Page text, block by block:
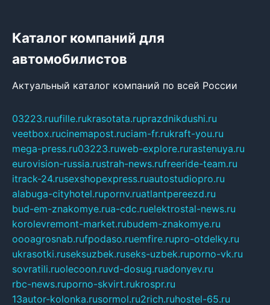
Каталог компаний для
автомобилистов
Актуальный каталог компаний по всей России
03223.ruufille.rukrasotata.ruprazdnikdushi.ru
veetbox.rucinemapost.ruciam-fr.rukraft-you.ru
mega-press.ru03223.ruweb-explore.rurastenuya.ru
eurovision-russia.rustrah-news.rufreeride-team.ru
itrack-24.rusexshopexpress.ruautostudiopro.ru
alabuga-cityhotel.rupornv.ruatlantpereezd.ru
bud-em-znakomye.rua-cdc.ruelektrostal-news.ru
korolevremont-market.rubudem-znakomye.ru
oooagrosnab.rufpodaso.ruemfire.rupro-otdelky.ru
ukrasotki.ruseksuzbek.ruseks-uzbek.ruporno-vk.ru
sovratili.ruolecoon.ruvd-dosug.ruadonyev.ru
rbc-news.ruporno-skvirt.rukrospr.ru
13autor-kolonka.rusormol.ru2rich.ruhostel-65.ru